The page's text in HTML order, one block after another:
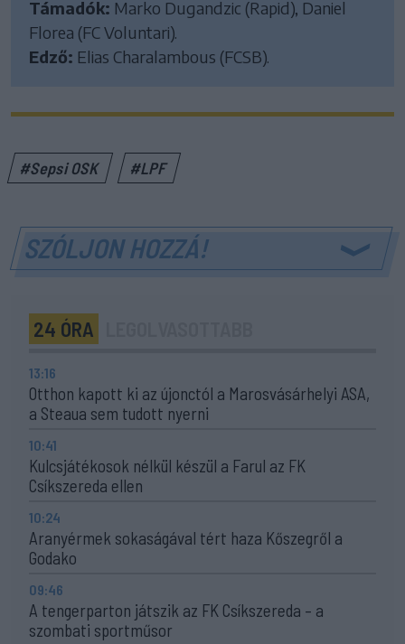
Támadók: Marko Dugandzic (Rapid), Daniel
Florea (FC Voluntari).
Edző: Elias Charalambous (FCSB).
#Sepsi OSK #LPF
SZÓLJON HOZZÁ!
24 ÓRA
13:16
Otthon kapott ki az újonctól a Marosvásárhelyi ASA,
a Steaua sem tudott nyerni
10:41
Kulcsjátékosok nélkül készül a Farul az FK
Csíkszereda ellen
10:24
Aranyérmek sokaságával tért haza Kőszegről a
Godako
09:46
A tengerparton játszik az FK Csíkszereda – a
szombati sportműsor